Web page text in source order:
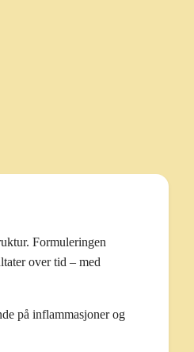
Formuleringen
over tid – med
på inflammasjoner og